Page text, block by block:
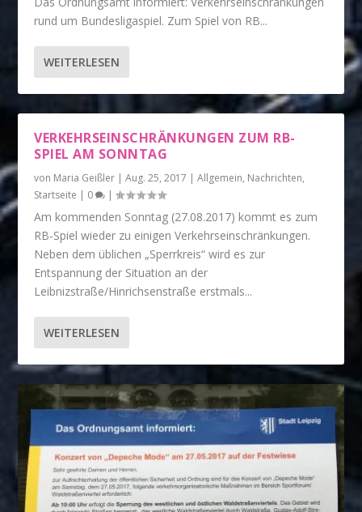
rund um Bundesligaspiel. Zum Spiel von RB...
WEITERLESEN
VERKEHRSEINSCHRÄNKUNGEN ZUM RB-
SPIEL AM SONNTAG
von Maria Geißler |Aug. 25, 2017 |Allgemein, Nachrichten,
Startseite | 0 |
Am kommenden Sonntag (27.08.2017) kommt es zum
RB-Spiel wieder zu einigen Verkehrseinschränkungen.
Neben dem üblichen „Sperrkreis“ wird es zur
Entspannung der Situation an der
Leibnizstraße/Hinrichsenstraße erstmals...
WEITERLESEN